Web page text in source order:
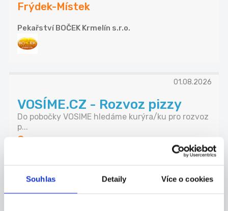
Souhlas Detaily Více o cookies
Frýdek-Místek
Pekařství BOČEK Krmelín s.r.o.
01.08.2026
VOSÍME.CZ - Rozvoz pizzy
Do pobočky VOSIME hledáme kurýra/ku pro rozvoz
p...
Opava